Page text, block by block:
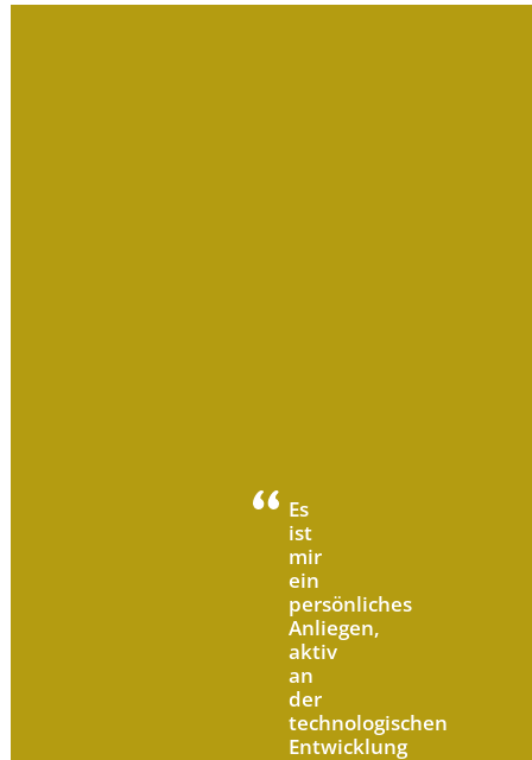
Es
ist
mir
ein
persönliches
Anliegen,
aktiv
an
der
technologischen
Entwicklung